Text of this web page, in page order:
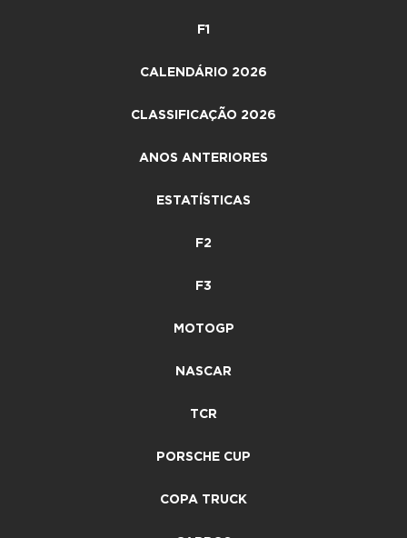
F1
CALENDÁRIO 2026
CLASSIFICAÇÃO 2026
ANOS ANTERIORES
ESTATÍSTICAS
F2
F3
MOTOGP
NASCAR
TCR
PORSCHE CUP
COPA TRUCK